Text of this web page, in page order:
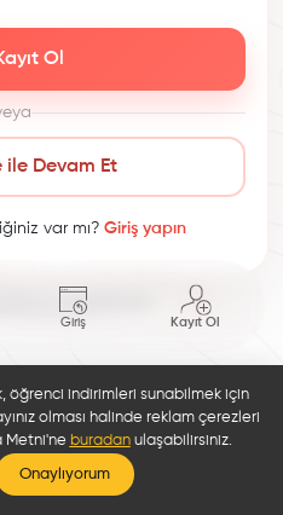
Giriş Kayıt Ol
Ol
ile Devam Et
var mı? Giriş yapın
by reCAPTCHA.
öğrenci indirimleri sunabilmek için
olması halinde reklam çerezleri
Metni'ne buradanulaşabilirsiniz.
Onaylıyorum